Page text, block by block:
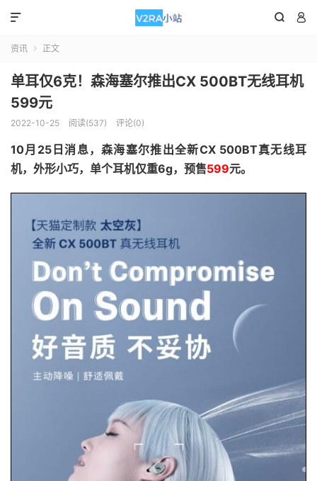
 

资讯  正文
单耳仅6克！森海塞尔推出CX 500BT无线耳机
599元
2022-10-25 阅读(537) 评论(0)
10月25日消息，森海塞尔推出全新CX 500BT真无线耳
机，外形小巧，单个耳机仅重6g，预售599元。